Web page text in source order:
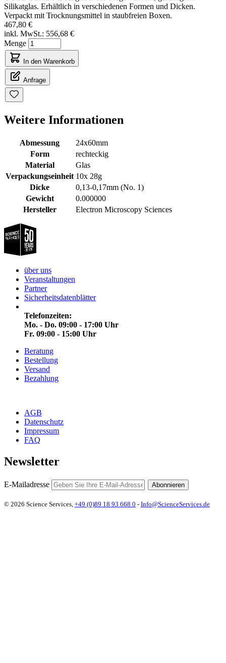
Silikatglas. Erhältlich in verschiedenen Formen und Dicken.
Verpackt mit Trocknungsmittel in staubfreien Boxen.
467,80 €
inkl. MwSt.: 556,68 €
Menge
In den Warenkorb
Anfrage
Weitere Informationen
Abmessung
24x60mm
Form
rechteckig
Material
Glas
Verpackungseinheit 10x 28g
Dicke
0,13-0,17mm (No. 1)
Gewicht
0.000000
Hersteller
Electron Microscopy Sciences
über uns
Veranstaltungen
Partner
Sicherheitsdatenblätter
Telefonzeiten:
Mo. - Do. 09:00 - 17:00 Uhr
Fr. 09:00 - 15:00 Uhr
Beratung
Bestellung
Versand
Bezahlung
AGB
Datenschutz
Impressum
FAQ
Newsletter
E-Mailadresse Abonnieren
© 2026 Science Services, +49 (0)89 18 93 668 0 - Info@ScienceServices.de